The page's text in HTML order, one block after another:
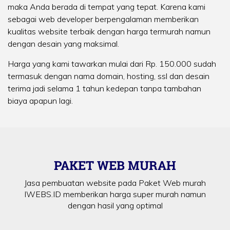
maka Anda berada di tempat yang tepat. Karena kami
sebagai web developer berpengalaman memberikan
kualitas website terbaik dengan harga termurah namun
dengan desain yang maksimal.
Harga yang kami tawarkan mulai dari Rp. 150.000 sudah
termasuk dengan nama domain, hosting, ssl dan desain
terima jadi selama 1 tahun kedepan tanpa tambahan
biaya apapun lagi.
PAKET WEB MURAH
Jasa pembuatan website pada Paket Web murah
IWEBS.ID memberikan harga super murah namun
dengan hasil yang optimal